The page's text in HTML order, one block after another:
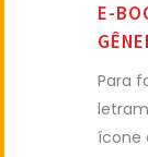
E-
Para
ícone